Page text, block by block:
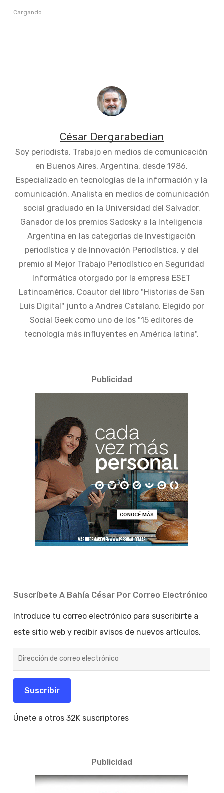
Cargando...
César Dergarabedian
Soy periodista. Trabajo en medios de comunicación
en Buenos Aires, Argentina, desde 1986.
Especializado en tecnologías de la información y la
comunicación. Analista en medios de comunicación
social graduado en la Universidad del Salvador.
Ganador de los premios Sadosky a la Inteligencia
Argentina en las categorías de Investigación
periodística y de Innovación Periodística, y del
premio al Mejor Trabajo Periodístico en Seguridad
Informática otorgado por la empresa ESET
Latinoamérica. Coautor del libro "Historias de San
Luis Digital" junto a Andrea Catalano. Elegido por
Social Geek como uno de los "15 editores de
tecnología más influyentes en América latina".
Publicidad
Suscríbete A Bahía César Por Correo Electrónico
Introduce tu correo electrónico para suscribirte a
este sitio web y recibir avisos de nuevos artículos.
de
electrónico
Suscribir
Únete a otros 32K suscriptores
Publicidad